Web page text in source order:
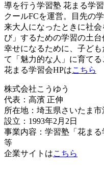
導を行う学習塾 花まる学
クールFCを運営。目先の
来大人になったときに社
び」するための学習の土
幸せになるために、子ど
て「魅力的な人」に育てる
花まる学習会HPはこちら
株式会社こうゆう
代表：高濱 正伸
所在地：埼玉県さいたま市
設立：1993年2月2日
事業内容：学習塾「花ま
等
企業サイトはこちら